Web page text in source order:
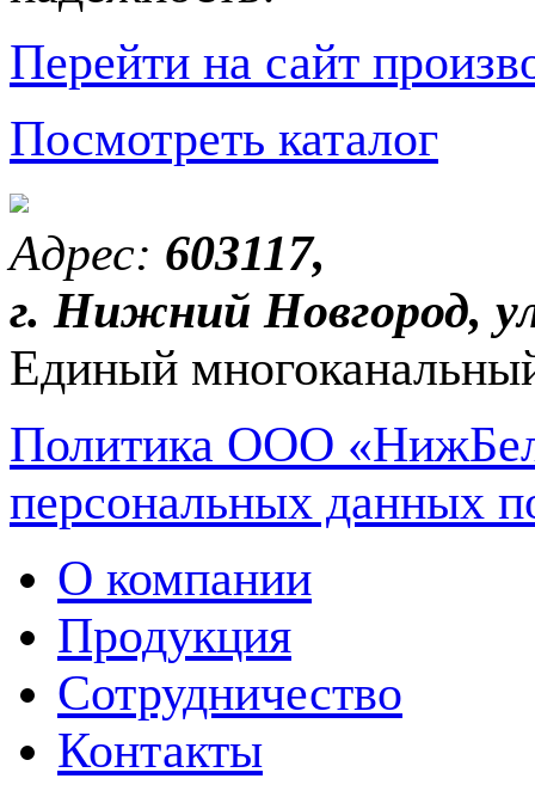
Перейти на сайт
Посмотреть каталог
Адрес: 603117,
г. Нижний Новгород,
Единый
Политика ООО
персональных данных
О компании
Продукция
Сотрудничество
Контакты